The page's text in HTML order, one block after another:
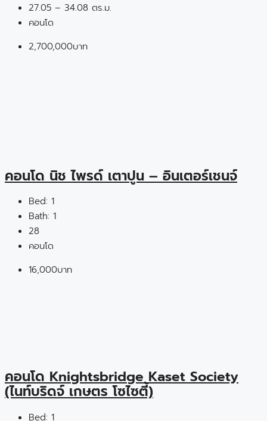
27.05 – 34.08 ตร.ม.
คอนโด
2,700,000บาท
คอนโด นิช ไพรด์ เตาปูน – อินเตอร์เชนจ์
Bed: 1
Bath: 1
28
คอนโด
16,000บาท
คอนโด Knightsbridge Kaset Society
(ไนท์​บริดจ์​ เกษตร​ โซไซตี้​)
Bed: 1